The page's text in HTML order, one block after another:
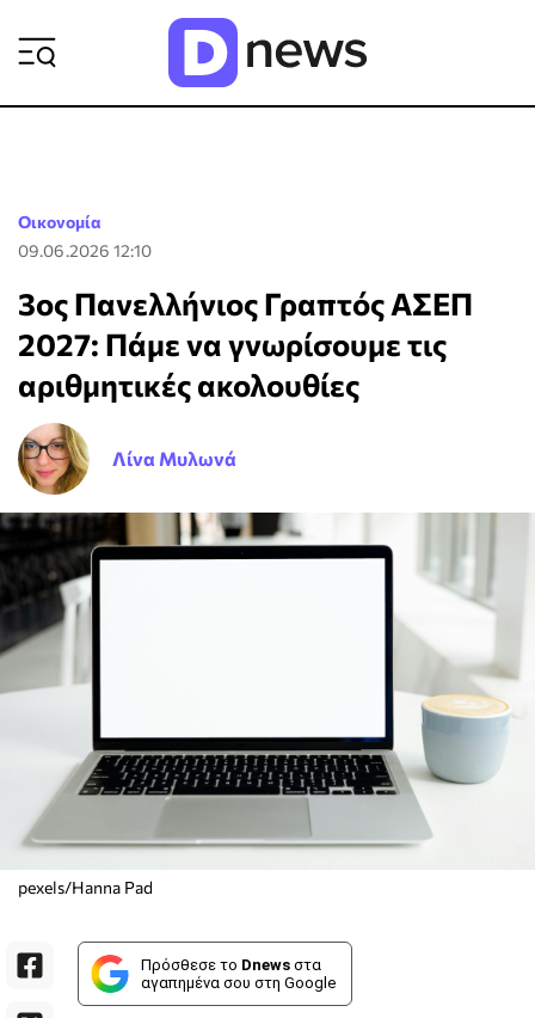
Οικονομία
09.06.2026 12:10
3ος Πανελλήνιος Γραπτός ΑΣΕΠ
2027: Πάμε να γνωρίσουμε τις
αριθμητικές ακολουθίες
Λίνα Μυλωνά
pexels/Hanna Pad
Πρόσθεσε το Dnews στα
αγαπημένα σου στη Google